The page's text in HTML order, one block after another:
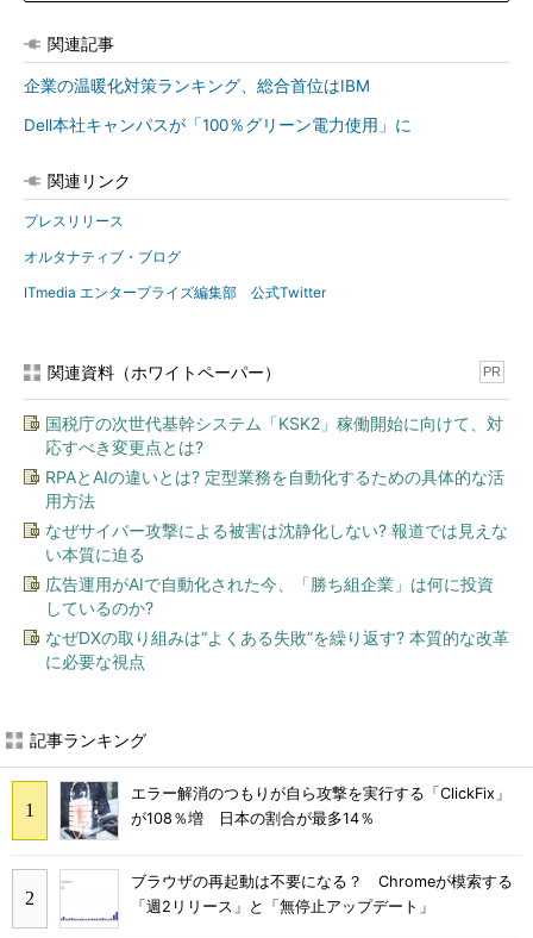
関連記事
企業の温暖化対策ランキング、総合首位はIBM
Dell本社キャンパスが「100％グリーン電力使用」に
関連リンク
プレスリリース
オルタナティブ・ブログ
ITmedia エンタープライズ編集部 公式Twitter
関連資料（ホワイトペーパー） PR
国税庁の次世代基幹システム「KSK2」稼働開始に向けて、対
応すべき変更点とは?
RPAとAIの違いとは? 定型業務を自動化するための具体的な活
用方法
なぜサイバー攻撃による被害は沈静化しない? 報道では見えな
い本質に迫る
広告運用がAIで自動化された今、「勝ち組企業」は何に投資
しているのか?
なぜDXの取り組みは“よくある失敗”を繰り返す? 本質的な改革
に必要な視点
記事ランキング
エラー解消のつもりが自ら攻撃を実行する「ClickFix」
が108％増 日本の割合が最多14％
ブラウザの再起動は不要になる？ Chromeが模索する
「週2リリース」と「無停止アップデート」